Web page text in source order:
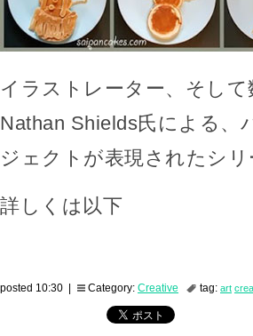
イラストレーター、そし
Nathan Shields氏による、
ジェクトが表現されたシ
詳しくは以下
posted 10:30 | Category: Creative tag: art